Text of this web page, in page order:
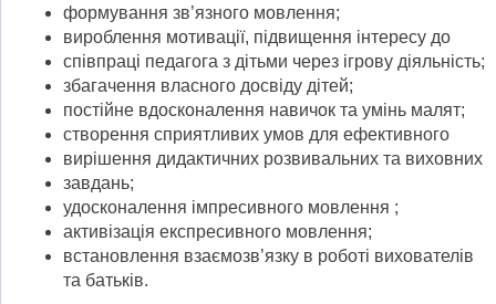
формування зв’язного мовлення;
вироблення мотивації, підвищення інтересу до
співпраці педагога з дітьми через ігрову діяльність;
збагачення власного досвіду дітей;
постійне вдосконалення навичок та умінь малят;
створення сприятливих умов для ефективного
вирішення дидактичних розвивальних та виховних
завдань;
удосконалення імпресивного мовлення ;
активізація експресивного мовлення;
встановлення взаємозв’язку в роботі вихователів
та батьків.